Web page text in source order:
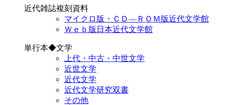
近代雑誌複刻資料
マイクロ版・ＣＤ―ＲＯＭ版近代文学館
Ｗｅｂ版日本近代文学館
単行本◆文学
上代・中古・中世文学
近世文学
近代文学
近代文学研究双書
その他